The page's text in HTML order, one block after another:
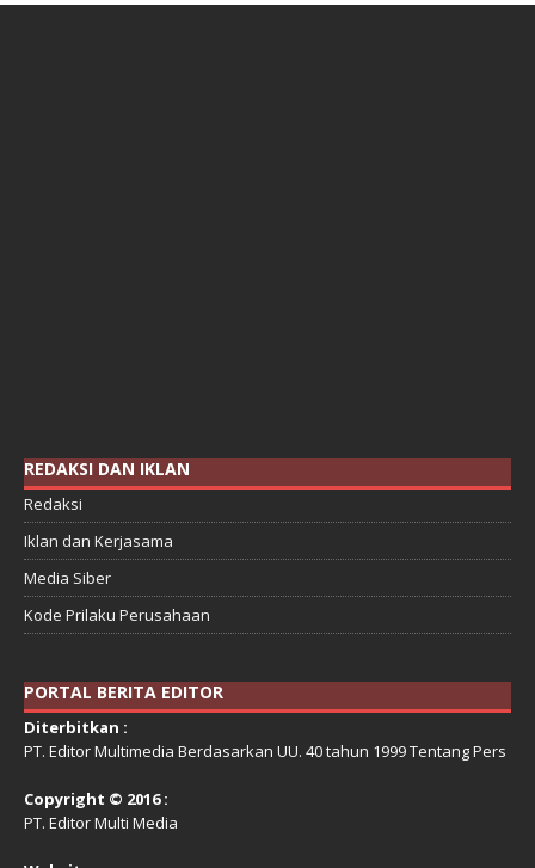
REDAKSI DAN IKLAN
Redaksi
Iklan dan Kerjasama
Media Siber
Kode Prilaku Perusahaan
PORTAL BERITA EDITOR
Diterbitkan :
PT. Editor Multimedia Berdasarkan UU. 40 tahun 1999 Tentang Pers
Copyright © 2016 :
PT. Editor Multi Media